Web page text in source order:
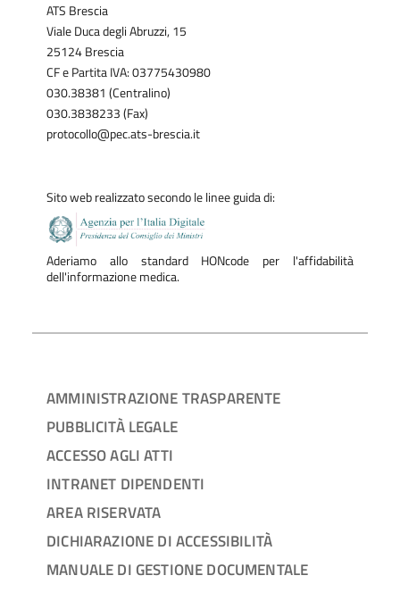
ATS Brescia
Viale Duca degli Abruzzi, 15
25124 Brescia
CF e Partita IVA: 03775430980
030.38381 (Centralino)
030.3838233 (Fax)
protocollo@pec.ats-brescia.it
Sito web realizzato secondo le linee guida di:
Aderiamo allo standard HONcode per l'affidabilità
dell'informazione medica.
AMMINISTRAZIONE TRASPARENTE
PUBBLICITÀ LEGALE
ACCESSO AGLI ATTI
INTRANET DIPENDENTI
AREA RISERVATA
DICHIARAZIONE DI ACCESSIBILITÀ
MANUALE DI GESTIONE DOCUMENTALE